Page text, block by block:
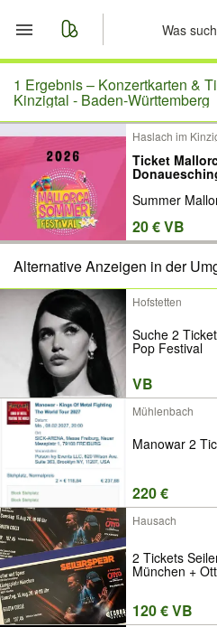
Start
Merkliste
Nachrichten
Anzeige aufgeben
1 Ergebnis – Konzertkarten &
Kinzigtal - Baden-Württemberg
Haslach im
Ticket
Summer
20 € VB
Alternative Anzeigen in der
Hofstetten
Suche 2
Pop Festival
VB
Mühlenbach
Manowar 2
220 €
Hausach
2 Tickets
München +
120 € VB